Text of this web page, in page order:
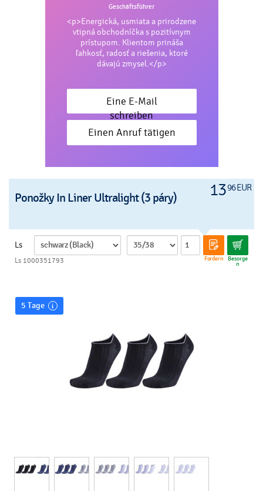
Geschäftsführer
<p>Energická, usmiata a prirodzene
vtipná obchodníčka s pozitívnym
prístupom. Klientom prináša
ľahkosť, radosť a riešenia, ktoré
dávajú zmysel.</p>
Eine E-Mail
schreiben
Einen Anruf tätigen
1396 EUR
Ponožky In Liner Ultralight (3 páry)
Ls
Fordern Besorge
n
Ls 1000351793
5 Tage